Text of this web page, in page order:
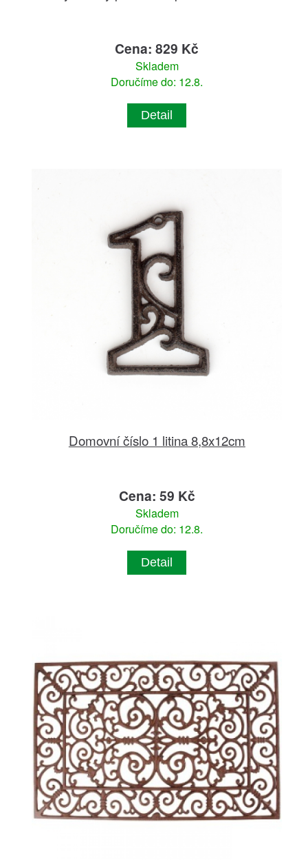
Cena: 829 Kč
Skladem
Doručíme do: 12.8.
Detail
Domovní číslo 1 litina 8,8x12cm
Cena: 59 Kč
Skladem
Doručíme do: 12.8.
Detail